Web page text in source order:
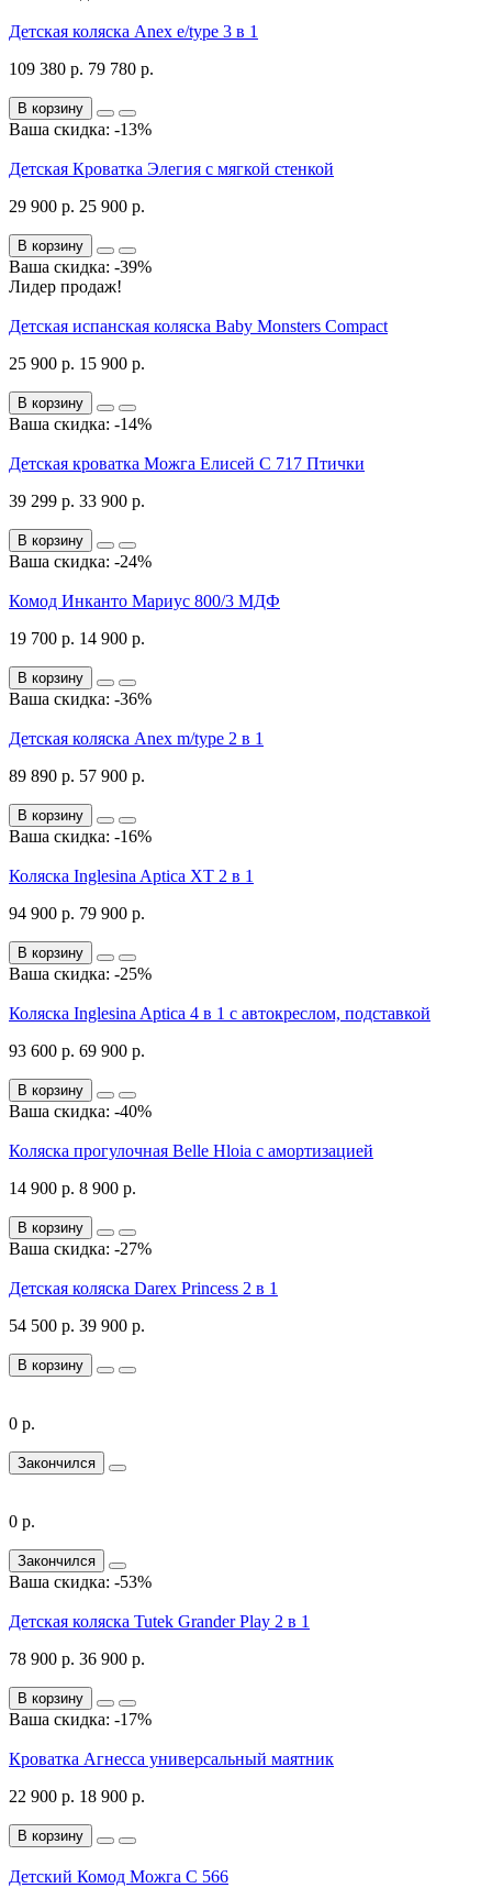
Детская коляска Anex e/type 3 в 1
109 380 р. 79 780 р.
В корзину
Ваша скидка: -13%
Детская Кроватка Элегия с мягкой стенкой
29 900 р. 25 900 р.
В корзину
Ваша скидка: -39%
Лидер продаж!
Детская испанская коляска Baby Monsters Compact
25 900 р. 15 900 р.
В корзину
Ваша скидка: -14%
Детская кроватка Можга Елисей С 717 Птички
39 299 р. 33 900 р.
В корзину
Ваша скидка: -24%
Комод Инканто Мариус 800/3 МДФ
19 700 р. 14 900 р.
В корзину
Ваша скидка: -36%
Детская коляска Anex m/type 2 в 1
89 890 р. 57 900 р.
В корзину
Ваша скидка: -16%
Коляска Inglesina Aptica XT 2 в 1
94 900 р. 79 900 р.
В корзину
Ваша скидка: -25%
Коляска Inglesina Aptica 4 в 1 с автокреслом, подставкой
93 600 р. 69 900 р.
В корзину
Ваша скидка: -40%
Коляска прогулочная Belle Hloia с амортизацией
14 900 р. 8 900 р.
В корзину
Ваша скидка: -27%
Детская коляска Darex Princess 2 в 1
54 500 р. 39 900 р.
В корзину
0 р.
Закончился
0 р.
Закончился
Ваша скидка: -53%
Детская коляска Tutek Grander Play 2 в 1
78 900 р. 36 900 р.
В корзину
Ваша скидка: -17%
Кроватка Агнесса универсальный маятник
22 900 р. 18 900 р.
В корзину
Детский Комод Можга С 566